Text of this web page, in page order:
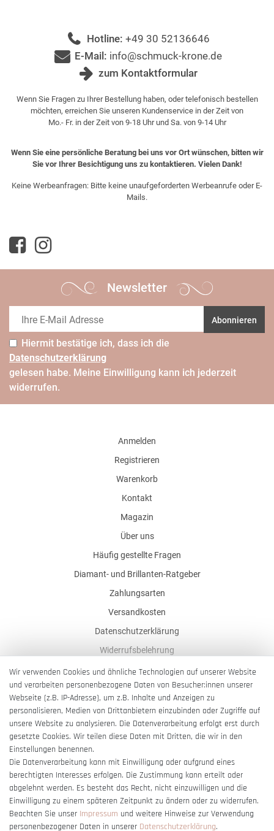
Hotline: +49 30 52136646
E-Mail: info@schmuck-krone.de
zum Kontaktformular
Wenn Sie Fragen zu Ihrer Bestellung haben, oder telefonisch bestellen
möchten, erreichen Sie unseren Kundenservice in der Zeit von
Mo.- Fr. in der Zeit von 9-18 Uhr und Sa. von 9-14 Uhr
Wenn Sie eine persönliche Beratung bei uns vor Ort wünschen, bitten wir
Sie vor Ihrer Besichtigung uns zu kontaktieren. Vielen Dank!
Keine Werbeanfragen: Bitte keine unaufgeforderten Werbeanrufe oder E-
Mails.
Newsletter
Abonnieren
Hiermit bestätige ich, dass ich die
Daten­schutz­erklärung
gelesen habe. Meine Einwilligung kann ich jederzeit
widerrufen.
Anmelden
Registrieren
Warenkorb
Kontakt
Magazin
Über uns
Häufig gestellte Fragen
Diamant- und Brillanten-Ratgeber
Zahlungsarten
Versandkosten
Datenschutzerklärung
Widerrufsbelehrung
AGB
Impressum
Barrierefreiheitserklärung
Vertrag widerrufen
Wir verwenden Cookies und ähnliche Technologien auf unserer Website
und verarbeiten personenbezogene Daten von Besucher:innen unserer
Webseite (z.B. IP-Adresse), um z.B. Inhalte und Anzeigen zu
personalisieren, Medien von Drittanbietern einzubinden oder Zugriffe auf
unsere Website zu analysieren. Die Datenverarbeitung erfolgt erst durch
gesetzte Cookies. Wir teilen diese Daten mit Dritten, die wir in den
Einstellungen benennen.
Die Datenverarbeitung kann mit Einwilligung oder aufgrund eines
berechtigten Interesses erfolgen. Die Zustimmung kann erteilt oder
abgelehnt werden. Es besteht das Recht, nicht einzuwilligen und die
Einwilligung zu einem späteren Zeitpunkt zu ändern oder zu widerrufen.
Beachten Sie unser Impressum und weitere Hinweise zur Verwendung
personenbezogener Daten in unserer Daten­schutz­erklärung.